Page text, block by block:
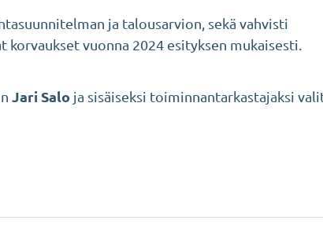
ja talousarvion, sekä vahvisti
vuonna 2024 esityksen mukaisesti.
Jari Salo ja sisäiseksi toiminnantarkastajaksi